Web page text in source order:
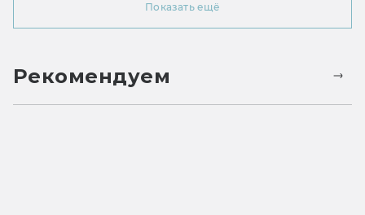
Показать ещё
Рекомендуем